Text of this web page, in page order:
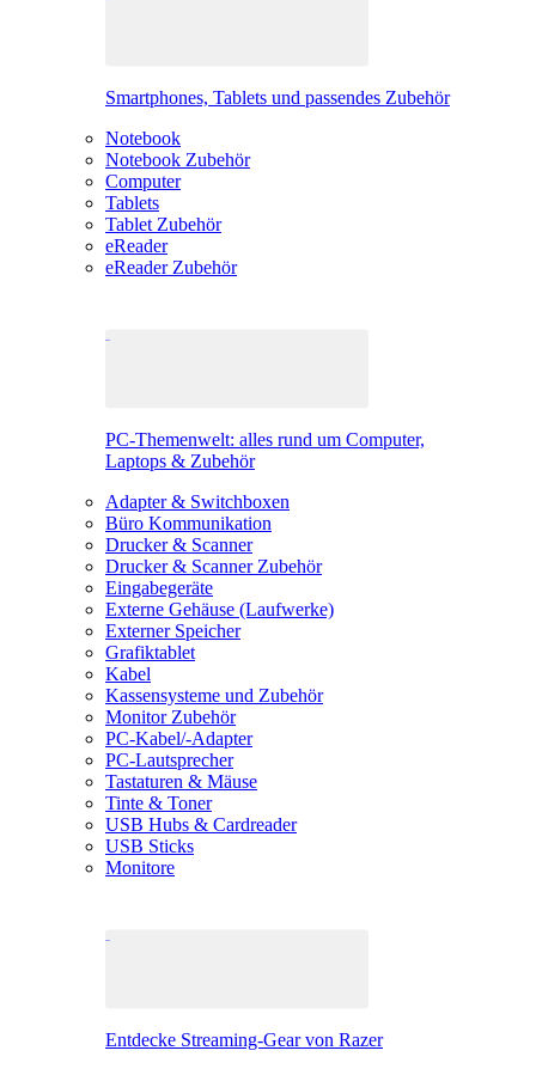
Smartphones, Tablets und passendes Zubehör
Notebook
Notebook Zubehör
Computer
Tablets
Tablet Zubehör
eReader
eReader Zubehör
PC-Themenwelt: alles rund um Computer,
Laptops & Zubehör
Adapter & Switchboxen
Büro Kommunikation
Drucker & Scanner
Drucker & Scanner Zubehör
Eingabegeräte
Externe Gehäuse (Laufwerke)
Externer Speicher
Grafiktablet
Kabel
Kassensysteme und Zubehör
Monitor Zubehör
PC-Kabel/-Adapter
PC-Lautsprecher
Tastaturen & Mäuse
Tinte & Toner
USB Hubs & Cardreader
USB Sticks
Monitore
Entdecke Streaming-Gear von Razer